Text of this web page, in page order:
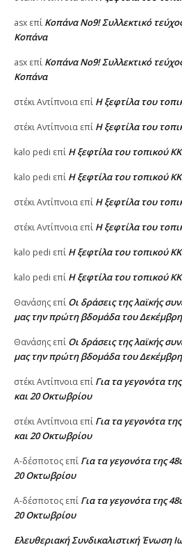
asx επί Κοπάνα Νο9! Συλλεκτικό
Κοπάνα
asx επί Κοπάνα Νο9! Συλλεκτικό
Κοπάνα
στέκι Αντίπνοια επί Η ξεφτίλα του
στέκι Αντίπνοια επί Η ξεφτίλα του
kalo pedi επί Η ξεφτίλα του τοπικού
kalo pedi επί Η ξεφτίλα του τοπικού
στέκι Αντίπνοια επί Η ξεφτίλα του
στέκι Αντίπνοια επί Η ξεφτίλα του
kalo pedi επί Η ξεφτίλα του τοπικού
kalo pedi επί Η ξεφτίλα του τοπικού
Θανάσης επί Οι δράσεις της λαϊκής
μας την πρώτη βδομάδα του Δεκέμβρη
Θανάσης επί Οι δράσεις της λαϊκής
μας την πρώτη βδομάδα του Δεκέμβρη
στέκι Αντίπνοια επί Για τα γεγονότα
και 20 Οκτωβρίου
στέκι Αντίπνοια επί Για τα γεγονότα
και 20 Οκτωβρίου
A-δέσποτος επί Για τα γεγονότα της
20 Οκτωβρίου
A-δέσποτος επί Για τα γεγονότα της
20 Οκτωβρίου
Ελευθεριακή Συνδικαλιστική Ένωση